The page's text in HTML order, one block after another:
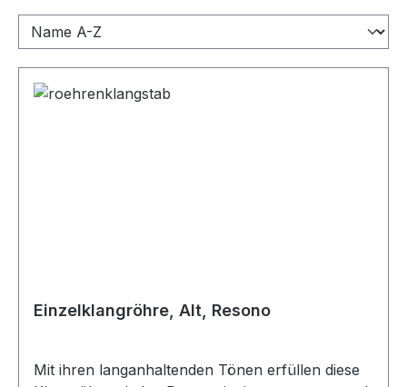
Einzelklangröhre, Alt, Resono
Mit ihren langanhaltenden Tönen erfüllen diese